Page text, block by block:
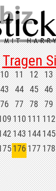
Tragen
10 11 12 13
43 44 45 46
76 77 78 79
110111112
143144145
176177178